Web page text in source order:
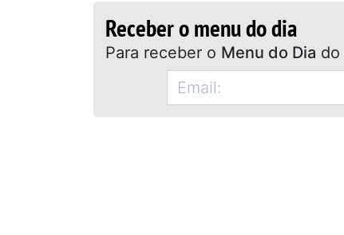
Receber o menu do dia
Para receber o Menu do Dia